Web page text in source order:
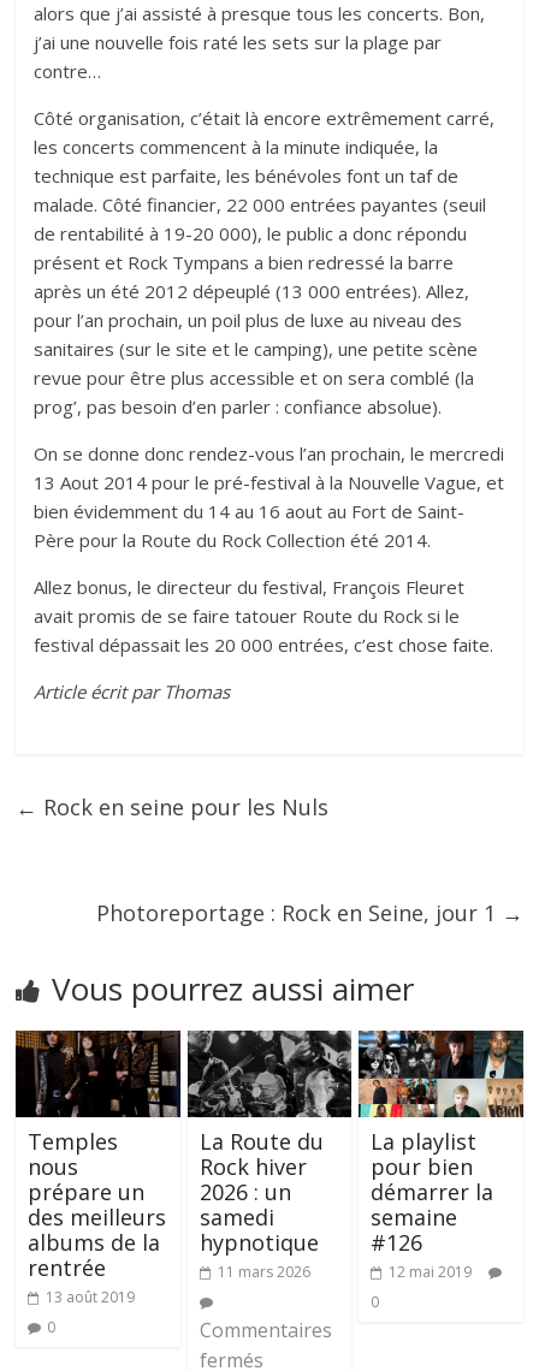
alors que j’ai assisté à presque tous les concerts. Bon,
j’ai une nouvelle fois raté les sets sur la plage par
contre…
Côté organisation, c’était là encore extrêmement carré,
les concerts commencent à la minute indiquée, la
technique est parfaite, les bénévoles font un taf de
malade. Côté financier, 22 000 entrées payantes (seuil
de rentabilité à 19-20 000), le public a donc répondu
présent et Rock Tympans a bien redressé la barre
après un été 2012 dépeuplé (13 000 entrées). Allez,
pour l’an prochain, un poil plus de luxe au niveau des
sanitaires (sur le site et le camping), une petite scène
revue pour être plus accessible et on sera comblé (la
prog’, pas besoin d’en parler : confiance absolue).
On se donne donc rendez-vous l’an prochain, le mercredi
13 Aout 2014 pour le pré-festival à la Nouvelle Vague, et
bien évidemment du 14 au 16 aout au Fort de Saint-
Père pour la Route du Rock Collection été 2014.
Allez bonus, le directeur du festival, François Fleuret
avait promis de se faire tatouer Route du Rock si le
festival dépassait les 20 000 entrées,c’est chose faite.
Article écrit par Thomas
← Rock en seine pour les Nuls
Photoreportage : Rock en Seine, jour 1 →
Vous pourrez aussi aimer
Temples
nous
prépare un
des meilleurs
albums de la
rentrée
13 août 2019
0
La Route du
Rock hiver
2026 : un
samedi
hypnotique
11 mars 2026
Commentaires
fermés
La playlist
pour bien
démarrer la
semaine
#126
12 mai 2019
0